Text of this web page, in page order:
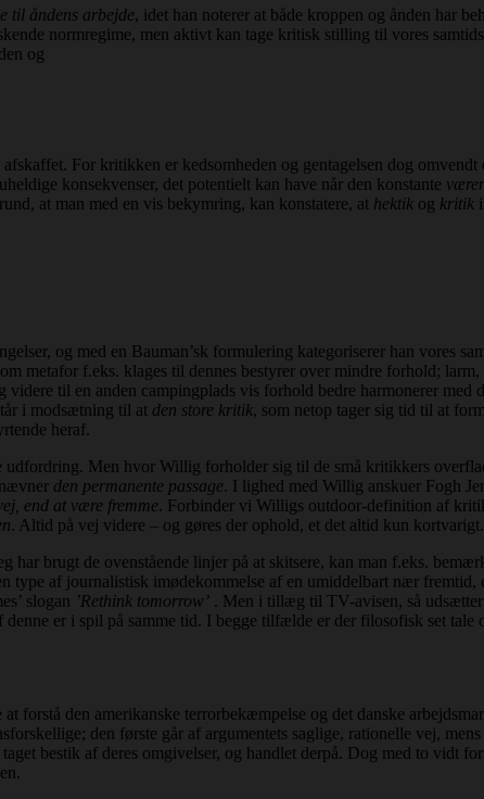
til åndens arbejde, idet han noterer at både kroppen og ånden har
normregime, men aktivt kan tage kritisk stilling til vores
og
For kritikken er kedsomheden og gentagelsen dog
konsekvenser, det potentielt kan have når den konstante
at man med en vis bekymring, kan konstatere, at hektik og kritik
og med en Bauman’sk formulering kategoriserer han vores
metafor f.eks. klages til dennes bestyrer over mindre forhold;
til en anden campingplads vis forhold bedre harmonerer
i modsætning til at den store kritik, som netop tager sig tid til at
heraf.
udfordring. Men hvor Willig forholder sig til de små kritikkers
den permanente passage. I lighed med Willig anskuer Fogh
end at være fremme. Forbinder vi Willigs outdoor-definition af
. Altid på vej videre – og gøres der ophold, et det altid kun kortvarigt.
har brugt de ovenstående linjer på at skitsere, kan man f.eks.
type af journalistisk imødekommelse af en umiddelbart nær fremtid,
slogan ’Rethink tomorrow’ . Men i tillæg til TV-avisen, så
er i spil på samme tid. I begge tilfælde er der filosofisk set tale
forstå den amerikanske terrorbekæmpelse og det danske
den første går af argumentets saglige, rationelle vej,
bestik af deres omgivelser, og handlet derpå. Dog med to vidt